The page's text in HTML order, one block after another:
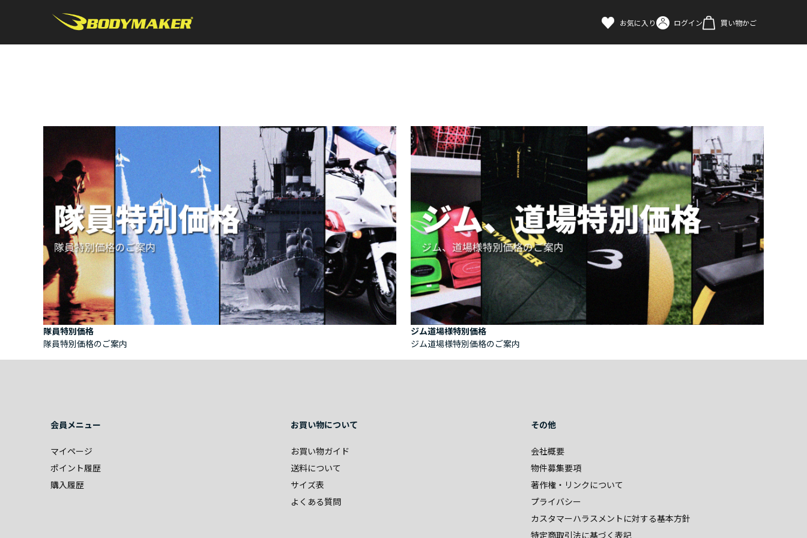
お気に入り ログイン 買い物かご
隊員特別価格
隊員特別価格のご案内
ジム道場様特別価格
ジム道場様特別価格のご案内
会員メニュー
マイページ
ポイント履歴
購入履歴
お買い物について
お買い物ガイド
送料について
サイズ表
よくある質問
その他
会社概要
物件募集要項
著作権・リンクについて
プライバシー
カスタマーハラスメントに対する基本方針
特定商取引法に基づく表記